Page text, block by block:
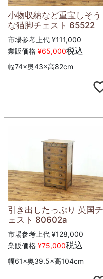
小物収納など重宝しそう
な猫脚チェスト 65522
市場参考上代 ¥111,000
業販価格 ¥65,000税込
幅74×奥43×高82cm
引き出したっぷり 英国チ
ェスト 80602a
市場参考上代 ¥128,000
業販価格 ¥75,000税込
幅61×奥39.5×高104cm